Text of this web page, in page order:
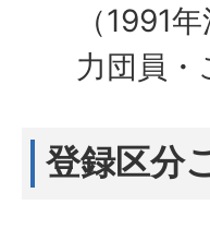
（1991
力団員
登録区分